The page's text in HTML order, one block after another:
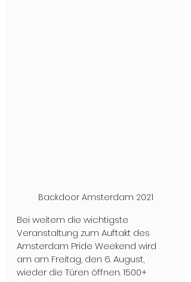
Backdoor Amsterdam 2021
Bei weitem die wichtigste
Veranstaltung zum Auftakt des
Amsterdam Pride Weekend wird
am am Freitag, den 6. August,
wieder die Türen öffnen. 1500+